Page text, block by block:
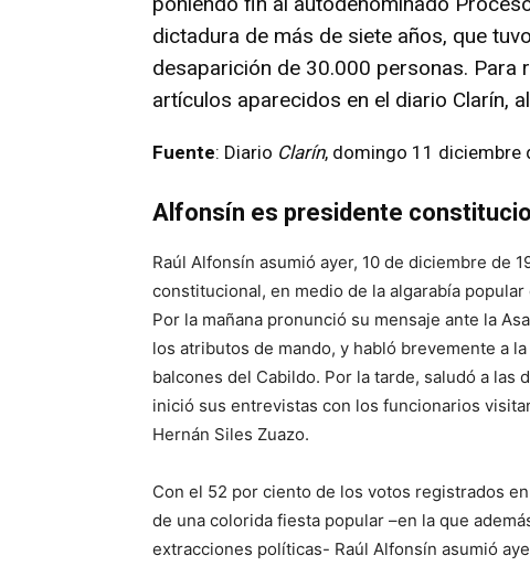
dictadura de más de siete años, que
desaparición de 30.000 personas.
artículos aparecidos en el diario Clarín,
Fuente: Diario Clarín, domingo 11 diciembre
Alfonsín es presidente
Raúl Alfonsín asumió ayer, 10 de diciembre de
constitucional, en medio de la algarabía
Por la mañana pronunció su mensaje ante la
los atributos de mando, y habló brevemente a
balcones del Cabildo. Por la tarde, saludó a
inició sus entrevistas con los funcionarios
Hernán Siles Zuazo.
Con el 52 por ciento de los votos registrados
de una colorida fiesta popular –en la que
extracciones políticas- Raúl Alfonsín asumió